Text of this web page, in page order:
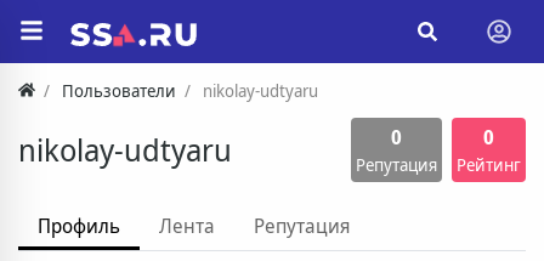
Пользователи nikolay-udtyaru
nikolay-udtyaru 0
Репутация
0
Рейтинг
Профиль Лента Репутация